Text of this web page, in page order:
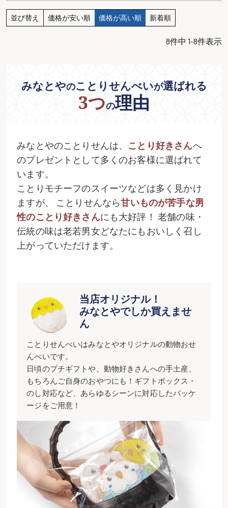
並び替え 価格が安い順 価格が高い順 新着順
8件中 1-8件表示
みなとやのことりせんべいが選ばれる
3つの理由
みなとやのことりせんは、 ことり好きさんへ
のプレゼントとして多くのお客様に選ばれて
います。
ことりモチーフのスイーツなどは多く見かけ
ますが、
ことりせんなら甘いものが苦手な男
性のことり好きさんにも大好評！ 老舗の味・
伝統の味は老若男女どなたにもおいしく召し
上がっていただけます。
当店オリジナル！
みなとやでしか買えませ
ん
ことりせんべいはみなとやオリジナルの動物おせ
んべいです。
日頃のプチギフトや、動物好きさんへの手土産、
もちろんご自身のおやつにも！ギフトボックス・
のし対応など、あらゆるシーンに対応したパッケ
ージをご用意！